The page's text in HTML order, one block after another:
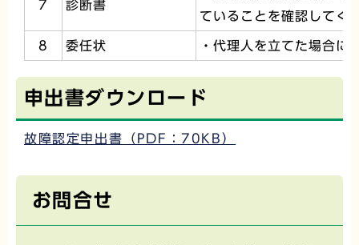
7 診断書
ていることを確認してく
8 委任状 ・代理人を立てた場合に
申出書ダウンロード
故障認定申出書（PDF：70KB）
お問合せ